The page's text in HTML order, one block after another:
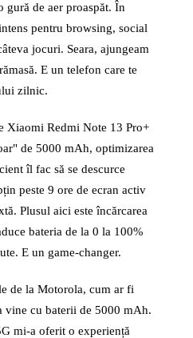
gură de aer proaspăt. În
pentru browsing, social
jocuri. Seara, ajungeam
E un telefon care te
zilnic.
Xiaomi Redmi Note 13 Pro+
de 5000 mAh, optimizarea
îl fac să se descurce
peste 9 ore de ecran activ
Plusul aici este încărcarea
bateria de la 0 la 100%
E un game-changer.
de la Motorola, cum ar fi
vine cu baterii de 5000 mAh.
mi-a oferit o experiență